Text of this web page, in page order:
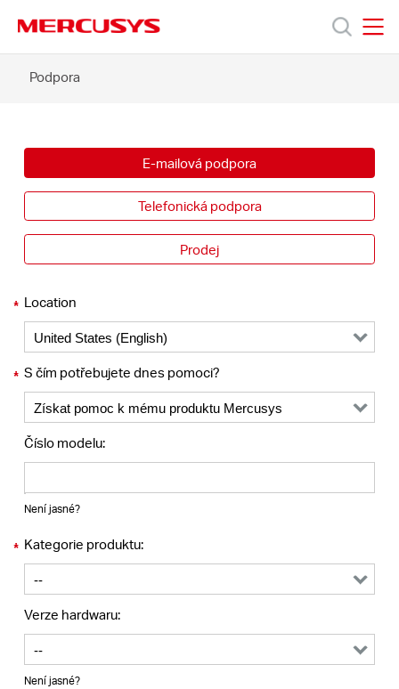
navigation
Produkty
Czech
Republic
Czech
Podpora
E-mailová podpora
Telefonická podpora
Prodej
Location
*
S čím potřebujete dnes pomoci?
*
Číslo modelu:
Není jasné?
Kategorie produktu:
*
Verze hardwaru:
Není jasné?